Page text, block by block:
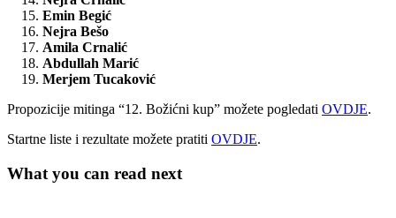
Emin Begić
Nejra Bešo
Amila Crnalić
Abdullah Marić
Merjem Tucaković
Propozicije mitinga “12. Božićni kup” možete pogledati OVDJE.
Startne liste i rezultate možete pratiti OVDJE.
What you can read next